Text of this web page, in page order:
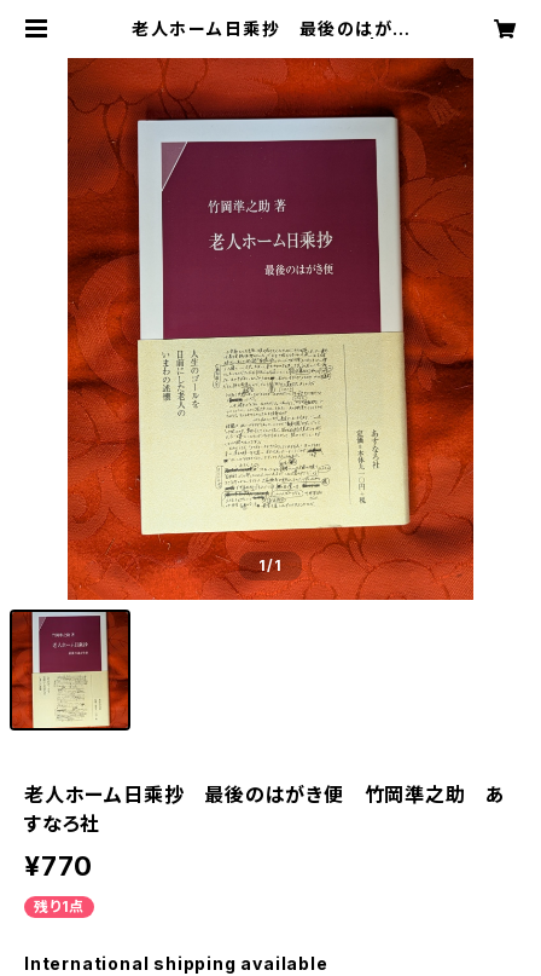
老人ホーム日乘抄 最後のはがき
書房
1/1
老人ホーム日乘抄 最後のはがき便 竹岡準之助 あ
すなろ社
¥770
残り1点
International shipping available